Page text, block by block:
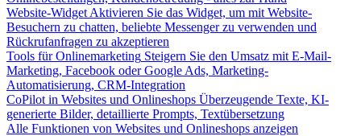
Website-Widget Aktivieren Sie das Widget, um mit Website-
Besuchern zu chatten, beliebte Messenger zu verwenden und
Rückrufanfragen zu akzeptieren
Tools für Onlinemarketing Steigern Sie den Umsatz mit E-Mail-
Marketing, Facebook oder Google Ads, Marketing-
Automatisierung, CRM-Integration
CoPilot in Websites und Onlineshops Überzeugende Texte, KI-
generierte Bilder, detaillierte Prompts, Textübersetzung
Alle Funktionen von Websites und Onlineshops anzeigen